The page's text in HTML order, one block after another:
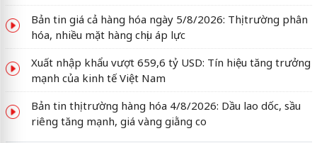
Bản tin giá cả hàng hóa ngày 5/8/2026: Thị trường phân
hóa, nhiều mặt hàng chịu áp lực
Xuất nhập khẩu vượt 659,6 tỷ USD: Tín hiệu tăng trưởng
mạnh của kinh tế Việt Nam
Bản tin thị trường hàng hóa 4/8/2026: Dầu lao dốc, sầu
riêng tăng mạnh, giá vàng giằng co